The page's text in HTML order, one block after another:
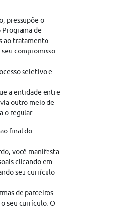
pressupõe o
de
ao tratamento
compromisso
seletivo e
a entidade entre
outro meio de
o regular
final do
você manifesta
clicando em
seu currículo
de parceiros
o seu currículo. O